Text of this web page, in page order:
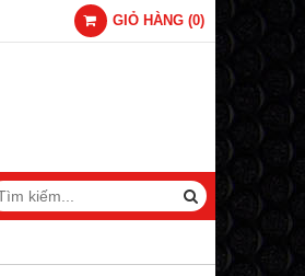
GIỎ HÀNG (0)